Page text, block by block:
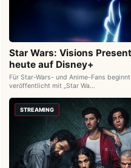
Star Wars: Visions
heute auf Disney+
Für Star-Wars- und Anime-Fans
veröffentlicht mit „Star Wa…
STREAMING